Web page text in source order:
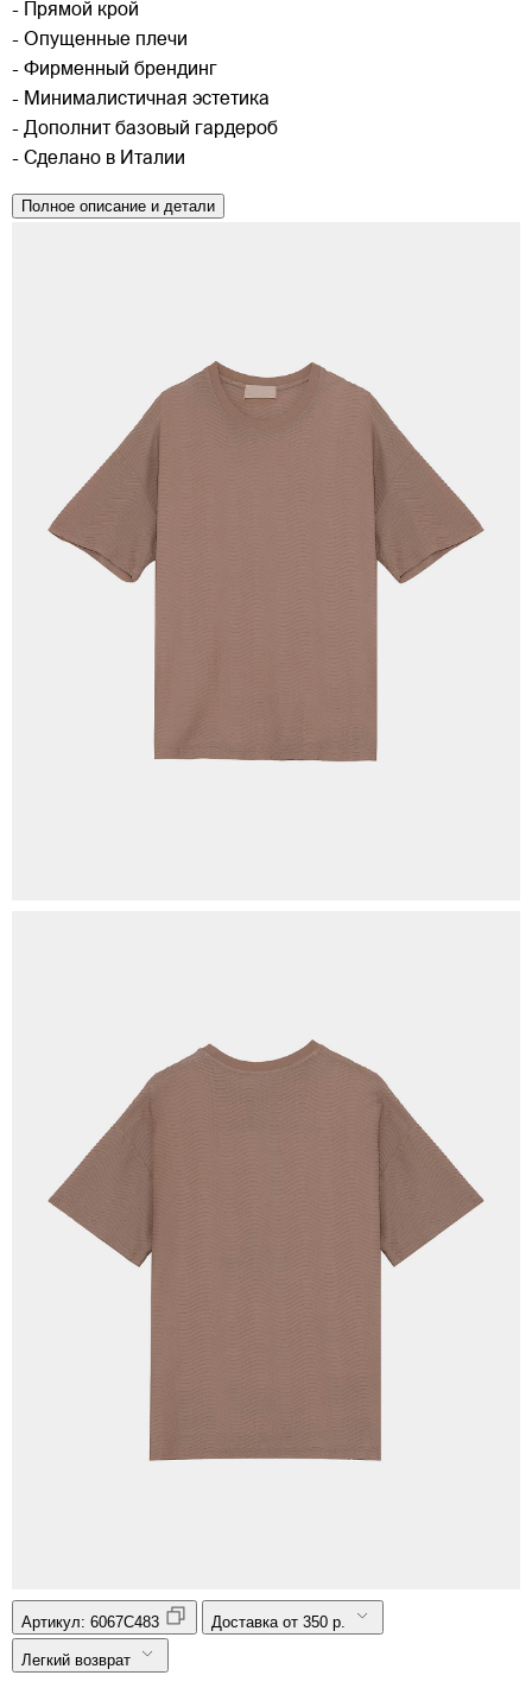
- Прямой крой
- Опущенные плечи
- Фирменный брендинг
- Минималистичная эстетика
- Дополнит базовый гардероб
- Сделано в Италии
Полное описание и детали
Артикул: 6067C483 Доставка от 350 р.
Легкий возврат